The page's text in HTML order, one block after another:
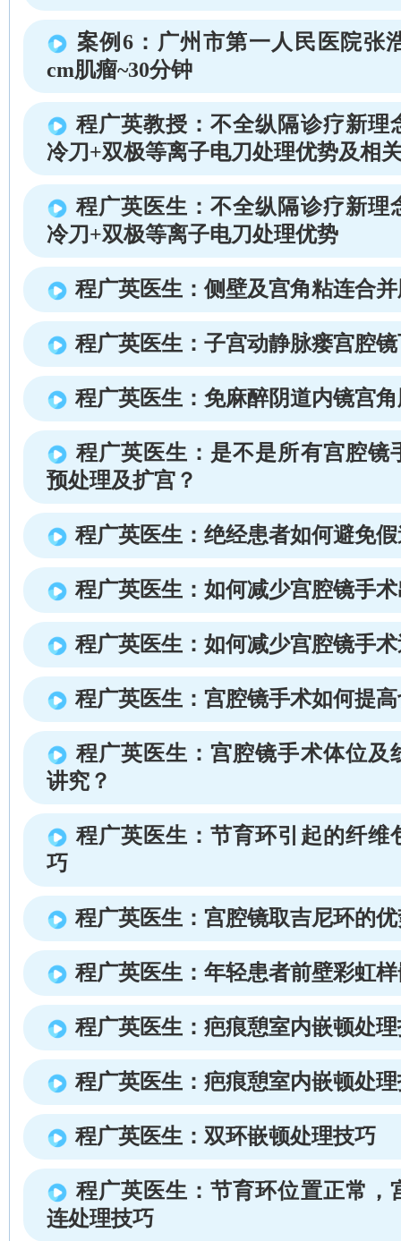
案例6：广州市第一人民医院张
cm肌瘤~30分钟
程广英教授：不全纵隔诊疗新理
冷刀+双极等离子电刀处理优势及相
程广英医生：不全纵隔诊疗新理
冷刀+双极等离子电刀处理优势
程广英医生：侧壁及宫角粘连合
程广英医生：子宫动静脉瘘宫腔
程广英医生：免麻醉阴道内镜宫
程广英医生：是不是所有宫腔镜
预处理及扩宫？
程广英医生：绝经患者如何避免
程广英医生：如何减少宫腔镜手
程广英医生：如何减少宫腔镜手
程广英医生：宫腔镜手术如何提
程广英医生：宫腔镜手术体位及
讲究？
程广英医生：节育环引起的纤维
巧
程广英医生：宫腔镜取吉尼环的
程广英医生：年轻患者前壁彩虹
程广英医生：疤痕憩室内嵌顿处
程广英医生：疤痕憩室内嵌顿处
程广英医生：双环嵌顿处理技巧
程广英医生：节育环位置正常，
连处理技巧